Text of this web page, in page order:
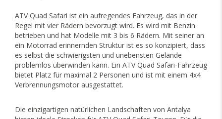
ATV Quad Safari ist ein aufregendes Fahrzeug, das in der
Regel mit vier Rädern bevorzugt wird. Es wird mit Benzin
betrieben und hat Modelle mit 3 bis 6 Rädern. Mit seiner an
ein Motorrad erinnernden Struktur ist es so konzipiert, dass
es selbst die schwierigsten und unebensten Gelände
problemlos überwinden kann. Ein ATV Quad Safari-Fahrzeug
bietet Platz für maximal 2 Personen und ist mit einem 4x4
Verbrennungsmotor ausgestattet.
Die einzigartigen natürlichen Landschaften von Antalya